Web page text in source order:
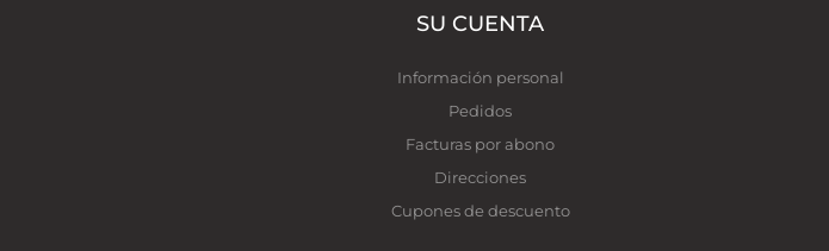
SU CUENTA
Información personal
Pedidos
Facturas por abono
Direcciones
Cupones de descuento